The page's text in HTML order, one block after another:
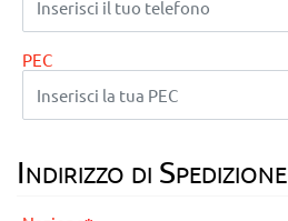
PEC
Indirizzo di Spedizione